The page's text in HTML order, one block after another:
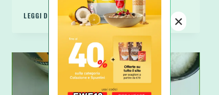
LEGGI DI PIÙ CREMA
PROTEICA
LOW
CARB
×